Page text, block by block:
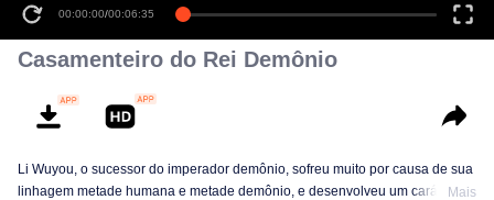
00:00:00/00:06:35
Casamenteiro do Rei Demônio
Li Wuyou, o sucessor do imperador demônio, sofreu muito por causa de sua
linhagem metade humana e metade demônio, e desenvolveu um caráterMais